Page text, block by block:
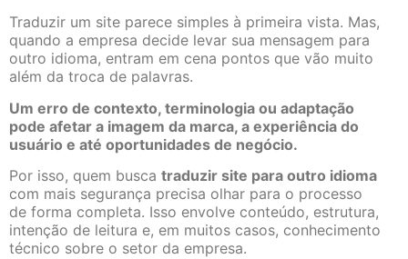
Traduzir um site parece simples à primeira vista. Mas,
quando a empresa decide levar sua mensagem para
outro idioma, entram em cena pontos que vão muito
além da troca de palavras.
Um erro de contexto, terminologia ou adaptação
pode afetar a imagem da marca, a experiência do
usuário e até oportunidades de negócio.
Por isso, quem busca traduzir site para outro idioma
com mais segurança precisa olhar para o processo
de forma completa. Isso envolve conteúdo, estrutura,
intenção de leitura e, em muitos casos, conhecimento
técnico sobre o setor da empresa.